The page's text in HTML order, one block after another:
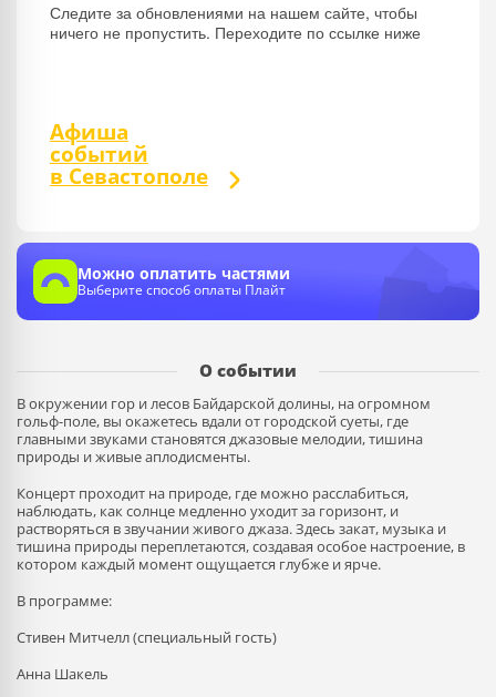
Следите за обновлениями на нашем сайте, чтобы
ничего не пропустить. Переходите по ссылке ниже
Афиша
событий
в Севастополе
Можно оплатить частями
Выберите способ оплаты Плайт
О событии
В окружении гор и лесов Байдарской долины, на огромном
гольф-поле, вы окажетесь вдали от городской суеты, где
главными звуками становятся джазовые мелодии, тишина
природы и живые аплодисменты.
Концерт проходит на природе, где можно расслабиться,
наблюдать, как солнце медленно уходит за горизонт, и
растворяться в звучании живого джаза. Здесь закат, музыка и
тишина природы переплетаются, создавая особое настроение, в
котором каждый момент ощущается глубже и ярче.
В программе:
Стивен Митчелл (специальный гость)
Анна Шакель